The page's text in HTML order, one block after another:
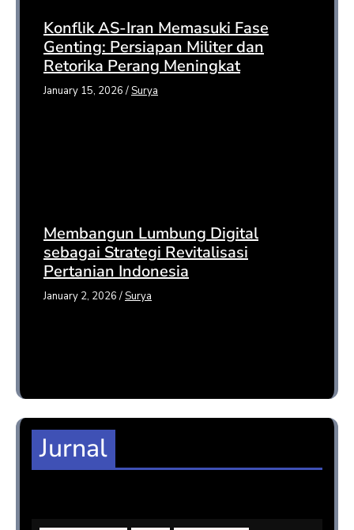
Konflik AS-Iran Memasuki Fase
Genting: Persiapan Militer dan
Retorika Perang Meningkat
January 15, 2026/Surya
Membangun Lumbung Digital
sebagai Strategi Revitalisasi
Pertanian Indonesia
January 2, 2026/Surya
Jurnal